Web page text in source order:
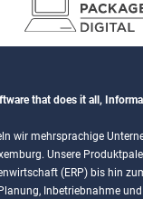
that does it all,
wir mehrsprachige
Unsere
(ERP) bis hin
Inbetriebnahme